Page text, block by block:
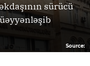
sürücü
Source: